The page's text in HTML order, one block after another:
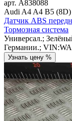
арт. A838088
Audi A4 A4 B5 (8D)
Датчик ABS
Тормозная система
Универсал.;
Германии.;
Узнать цену %